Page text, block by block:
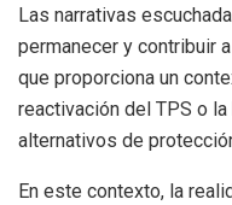
Las narrativas
permanecer y contribuir
que proporciona un
reactivación del TPS o
alternativos de
En este contexto, la